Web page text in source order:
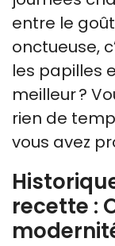
entre le
onctueuse,
les papilles
meilleur ?
rien de
vous avez
recette :